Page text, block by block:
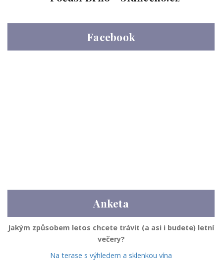
Facebook
Anketa
Jakým způsobem letos chcete trávit (a asi i budete) letní
večery?
Na terase s výhledem a sklenkou vína